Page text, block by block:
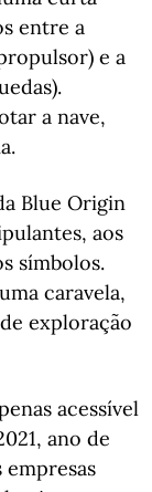
entre a
e a
a nave,
Blue Origin
aos
símbolos.
caravela,
exploração
acessível
ano de